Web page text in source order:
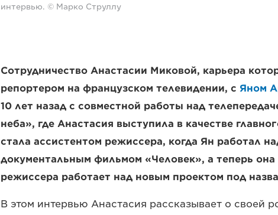
интервью. © Марко Струллу
Сотрудничество Анастасии Миковой, карьера
репортером на французском телевидении, с Яном
10 лет назад с совместной работы над
неба», где Анастасия выступила в качестве
стала ассистентом режиссера, когда Ян работал
документальным фильмом «Человек», а теперь
режиссера работает над новым проектом под
В этом интервью Анастасия рассказывает о своей